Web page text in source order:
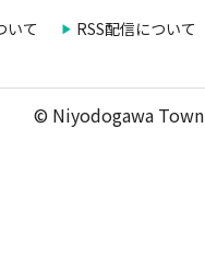
いて RSS配信について
© Niyodogawa Town